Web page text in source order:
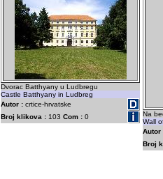
Dvorac Batthyany u Ludbregu
Castle Batthyany in Ludbreg
Autor : crtice-hrvatske
Broj klikova : 103 Com : 0
Na
Wall
Autor
Broj